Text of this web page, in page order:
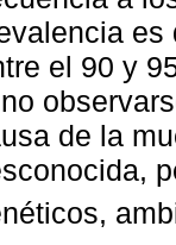
es
el 90 y
de la